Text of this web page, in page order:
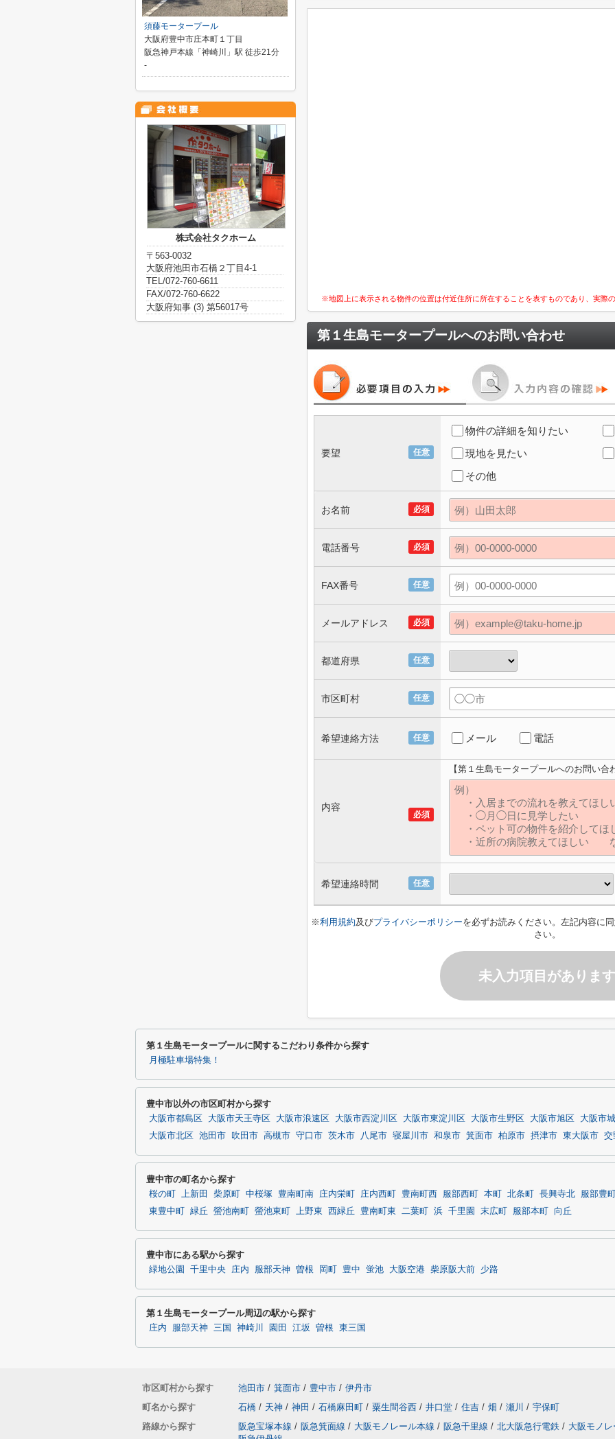
※地図上に表示される物件の位置は付近住所に所在することを表すものであり、実際
第１生島モータープールへのお問い合わせ
任意
要望
物件の詳細を知りたい
現地を見たい
その他
必須
お名前
必須
電話番号
任意
FAX番号
必須
メールアドレス
任意
都道府県
任意
市区町村
任意
希望連絡方法 メール 電話
必須
内容
【第１生島モータープールへのお問い合
任意
希望連絡時間
※利用規約及びプライバシーポリシーを必ずお読みください。左記内容に
さい。
未入力項目があります
須藤モータープール
大阪府豊中市庄本町１丁目
阪急神戸本線「神崎川」駅 徒歩21分
-
株式会社タクホーム
〒563-0032
大阪府池田市石橋２丁目4-1
TEL/072-760-6611
FAX/072-760-6622
大阪府知事 (3) 第56017号
第１生島モータープールに関するこだわり条件から探す
月極駐車場特集！
豊中市以外の市区町村から探す
大阪市都島区 大阪市天王寺区 大阪市浪速区 大阪市西淀川区 大阪市東淀川区 大阪市生野区 大阪市旭区
大阪市
大阪市北区
池田市 吹田市 高槻市 守口市 茨木市 八尾市 寝屋川市 和泉市 箕面市 柏原市 摂津市 東大阪市 交
豊中市の町名から探す
桜の町 上新田 柴原町 中桜塚 豊南町南 庄内栄町 庄内西町 豊南町西 服部西町 本町 北条町 長興寺北
服部豊
東豊中町
緑丘 螢池南町 螢池東町 上野東 西緑丘 豊南町東 二葉町 浜 千里園 末広町 服部本町 向丘
豊中市にある駅から探す
緑地公園 千里中央 庄内 服部天神 曽根 岡町 豊中 蛍池 大阪空港 柴原阪大前 少路
第１生島モータープール周辺の駅から探す
庄内 服部天神 三国 神崎川 園田 江坂 曽根 東三国
市区町村から探す 池田市 / 箕面市 / 豊中市 / 伊丹市
町名から探す
石橋 / 天神 / 神田 / 石橋麻田町 / 粟生間谷西 / 井口堂 / 住吉 / 畑 / 瀬川 / 宇保町
路線から探す
阪急宝塚本線 / 阪急箕面線 / 大阪モノレール本線 / 阪急千里線 / 北大阪急行電鉄 / 大阪モノ